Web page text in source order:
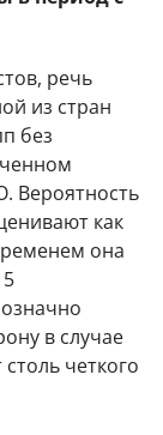
речь
из стран
без
Вероятность
как
она
в случае
четкого